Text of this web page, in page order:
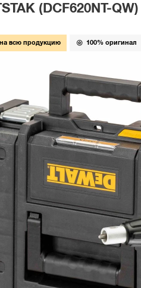
(DCF620NT-QW)
на всю продукцию 100% оригинал